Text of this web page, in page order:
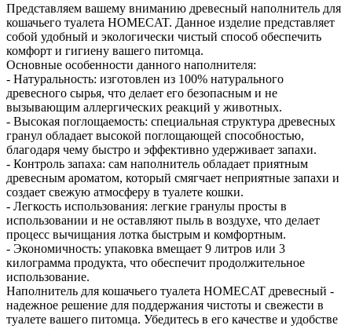
Представляем вашему вниманию древесный наполнитель для
кошачьего туалета HOMECAT. Данное изделие представляет
собой удобный и экологически чистый способ обеспечить
комфорт и гигиену вашего питомца.
Основные особенности данного наполнителя:
- Натуральность: изготовлен из 100% натурального
древесного сырья, что делает его безопасным и не
вызывающим аллергических реакций у животных.
- Высокая поглощаемость: специальная структура древесных
гранул обладает высокой поглощающей способностью,
благодаря чему быстро и эффективно удерживает запахи.
- Контроль запаха: сам наполнитель обладает приятным
древесным ароматом, который смягчает неприятные запахи и
создает свежую атмосферу в туалете кошки.
- Легкость использования: легкие гранулы просты в
использовании и не оставляют пыль в воздухе, что делает
процесс вычищания лотка быстрым и комфортным.
- Экономичность: упаковка вмещает 9 литров или 3
килограмма продукта, что обеспечит продолжительное
использование.
Наполнитель для кошачьего туалета HOMECAT древесный -
надежное решение для поддержания чистоты и свежести в
туалете вашего питомца. Убедитесь в его качестве и удобстве